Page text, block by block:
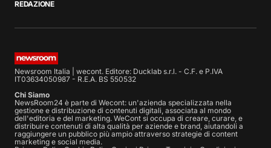
REDAZIONE
Newsroom Italia | wecont. Editore: Ducklab s.r.l. - C.F. e P.IVA
IT03634050987 - R.E.A. BS 550532
Chi Siamo
NewsRoom24 è parte di Wecont: un'azienda specializzata nella
gestione e distribuzione di contenuti digitali, associata al mondo
dell'editoria e del marketing. WeCont si occupa di creare, curare, e
distribuire contenuti di alta qualità per aziende e brand, aiutandoli a
raggiungere un pubblico più ampio attraverso strategie di content
marketing e social media.